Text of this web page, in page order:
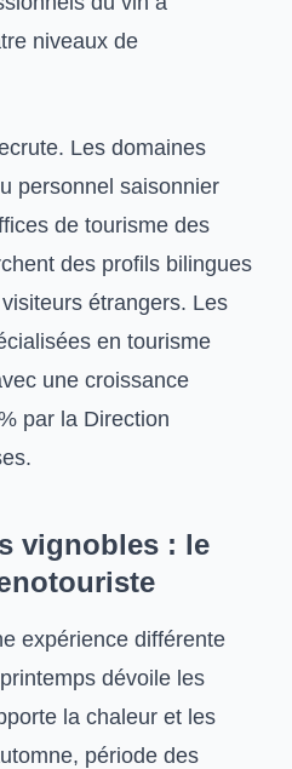
niveaux de
Les domaines
personnel saisonnier
de tourisme des
des profils bilingues
étrangers. Les
en tourisme
une croissance
par la Direction
vignobles : le
expérience différente
dévoile les
la chaleur et les
période des